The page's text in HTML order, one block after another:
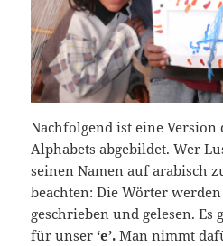
Nachfolgend ist eine Version
Alphabets abgebildet. Wer
seinen Namen auf arabisch
beachten: Die Wörter
geschrieben und gelesen. Es
für unser‘e’. Man nimmt